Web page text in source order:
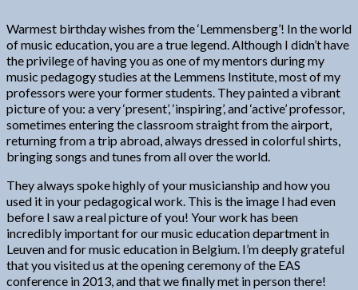
Warmest birthday wishes from the ‘Lemmensberg’! In the world
of music education, you are a true legend. Although I didn’t have
the privilege of having you as one of my mentors during my
music pedagogy studies at the Lemmens Institute, most of my
professors were your former students. They painted a vibrant
picture of you: a very ‘present’, ‘inspiring’, and ‘active’ professor,
sometimes entering the classroom straight from the airport,
returning from a trip abroad, always dressed in colorful shirts,
bringing songs and tunes from all over the world.
They always spoke highly of your musicianship and how you
used it in your pedagogical work. This is the image I had even
before I saw a real picture of you! Your work has been
incredibly important for our music education department in
Leuven and for music education in Belgium. I’m deeply grateful
that you visited us at the opening ceremony of the EAS
conference in 2013, and that we finally met in person there!